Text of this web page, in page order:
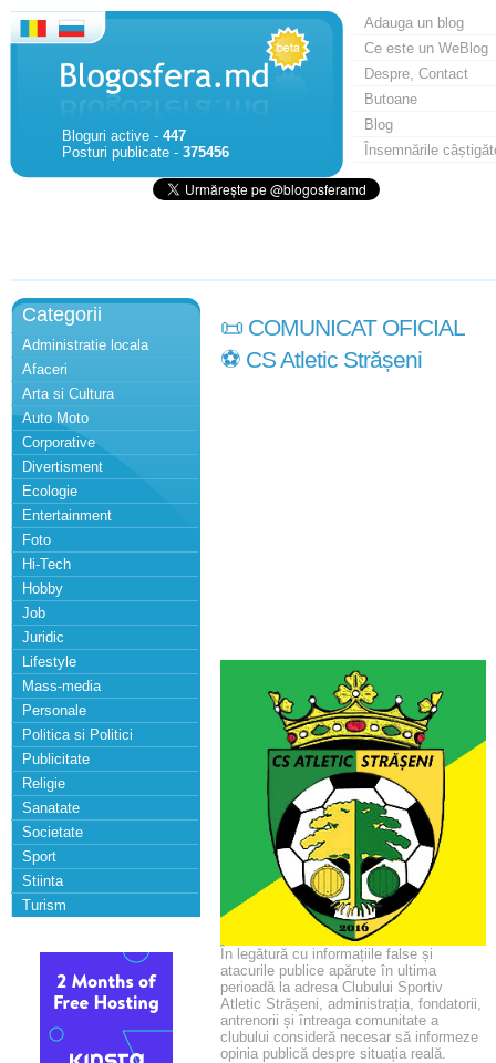
Bloguri active - 447
Posturi publicate - 375456
Adauga un blog
Ce este un WeBlog
Despre, Contact
Butoane
Blog
Însemnările
Categorii
Administratie locala
Afaceri
Arta si Cultura
Auto Moto
Corporative
Divertisment
Ecologie
Entertainment
Foto
Hi-Tech
Hobby
Job
Juridic
Lifestyle
Mass-media
Personale
Politica si Politici
Publicitate
Religie
Sanatate
Societate
Sport
Stiinta
Turism
📜 COMUNICAT OFICIAL
⚽️ CS Atletic Strășeni
În legătură cu informațiile false și
atacurile publice apărute în ultima
perioadă la adresa Clubului Sportiv
Atletic Strășeni, administrația, fondatorii,
antrenorii și întreaga comunitate a
clubului consideră necesar să informeze
opinia publică despre situația reală.